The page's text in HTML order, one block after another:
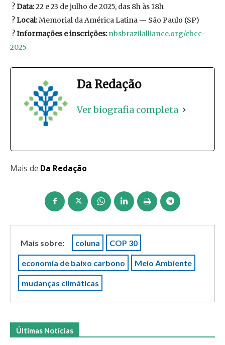
?Data:22 e 23 de julho de 2025, das 8h às 18h
?Local:Memorial da América Latina — São Paulo (SP)
?Informações e inscrições:nbsbrazilalliance.org/cbcc-
2025
Da Redação
Ver biografia completa
Mais de Da Redação
Mais sobre: coluna COP 30
economia de baixo carbono Meio Ambiente
mudanças climáticas
Últimas Notícias